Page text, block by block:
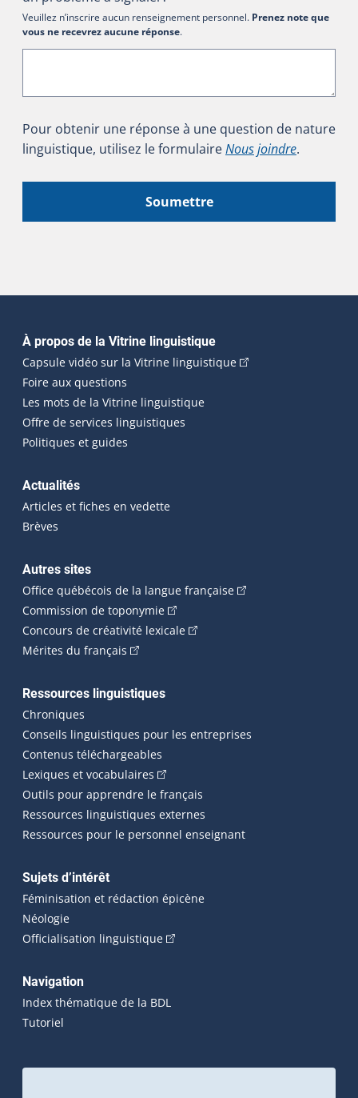
Veuillez n’inscrire aucun renseignement personnel. Prenez note que
vous ne recevrez aucune réponse.
Pour obtenir une réponse à une question de nature
linguistique, utilisez le formulaireNous joindre.
Soumettre
Navigation principale
À propos de la Vitrine linguistique
Capsule vidéo sur la Vitrine linguistique(Cet hyperlien
Foire aux questions
Les mots de la Vitrine linguistique
Offre de services linguistiques
Politiques et guides
Actualités
Articles et fiches en vedette
Brèves
Autres sites
Office québécois de la langue française(Cet hyperlien
Commission de toponymie(Cet hyperlien externe s'ouvrira
Concours de créativité lexicale(Cet hyperlien externe
Mérites du français (Cet hyperlien externe s'ouvrira dans une
Ressources linguistiques
Chroniques
Conseils linguistiques pour les entreprises
Contenus téléchargeables
Lexiques et vocabulaires (Cet hyperlien externe s'ouvrira
Outils pour apprendre le français
Ressources linguistiques externes
Ressources pour le personnel enseignant
Sujets d’intérêt
Féminisation et rédaction épicène
Néologie
Officialisation linguistique(Cet hyperlien externe s'ouvrira
Navigation
Index thématique de la BDL
Tutoriel